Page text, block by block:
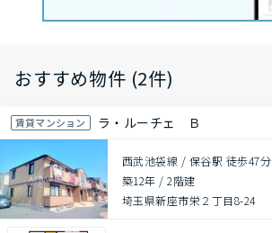
おすすめ物件 (2件)
賃貸マンション ラ・ルーチェ Ｂ
西武池袋線 / 保谷駅 徒歩47分
築12年 /2階建
埼玉県新座市栄２丁目8-24